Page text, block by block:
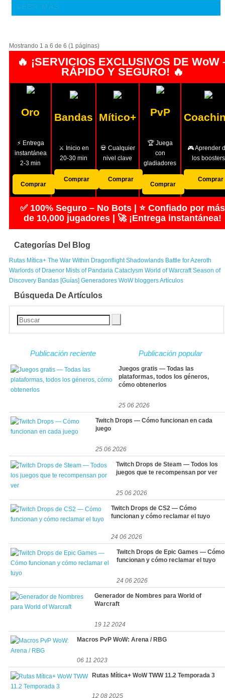
LEER MÁS
Mostrando 1 a 6 de 6 (1 páginas)
🔥 ¡SERVICIOS EXCLUSIVOS DE WoW
RÁPIDO Y SEGURO! 🔥
Oro
⚡ Entrega
instantánea
2-3 min
Comprar
Bandas
⚔️ Inicio en
20-30 min
Comprar
Mítico+
💀 Cualquier
nivel clave
Comprar
PvP
🏆 Juega
con
gladiadores
Comprar
🎮 Aprender
los boosters
Comprar
✅ 100% Seguro – No Bots | ⭐ Confiado por más
de 10,000 jugadores | 🚀 ¡Entrega instantánea!
Categorías Del Blog
Rutas Mítica+ The War Within Dragonflight Shadowlands Battle for Azeroth
Warlords of Draenor Mists of Pandaria Cataclysm World of Warcraft Season of
Discovery Bandas [Guías] Generadores WoW bloggersArtículos
Búsqueda De Artículos
Publicación reciente Publicación popular
Juegos gratis — Todas las
plataformas, todos los géneros,
cómo obtenerlos
25 06 2026
Twitch Drops — Cómo funcionan en cada
juego
25 06 2026
Twitch Drops de Steam — Todos los
juegos que te recompensan por ver
25 06 2026
Twitch Drops de CS2 — Cómo
funcionan y cómo reclamar el tuyo
24 06 2026
Twitch Drops de Epic Games — Cómo
funcionan y cómo reclamar el tuyo
24 06 2026
Generador de Nombres para World of
Warcraft
19 12 2024
Macros PvP WoW: Arena / RBG
06 11 2023
Rutas Mítica+ WoW TWW 11.2 Temporada 3
12 08 2025